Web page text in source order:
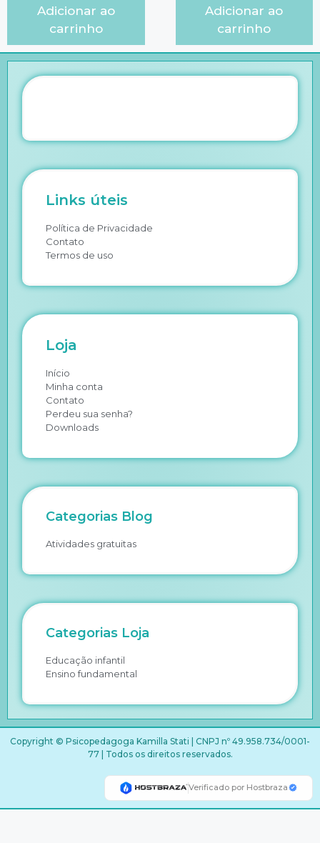
Adicionar ao
carrinho
Adicionar ao
carrinho
Links úteis
Política de Privacidade
Contato
Termos de uso
Loja
Início
Minha conta
Contato
Perdeu sua senha?
Downloads
Categorias Blog
Atividades gratuitas
Categorias Loja
Educação infantil
Ensino fundamental
Copyright © Psicopedagoga Kamilla Stati | CNPJ nº 49.958.734/0001-
77 | Todos os direitos reservados.